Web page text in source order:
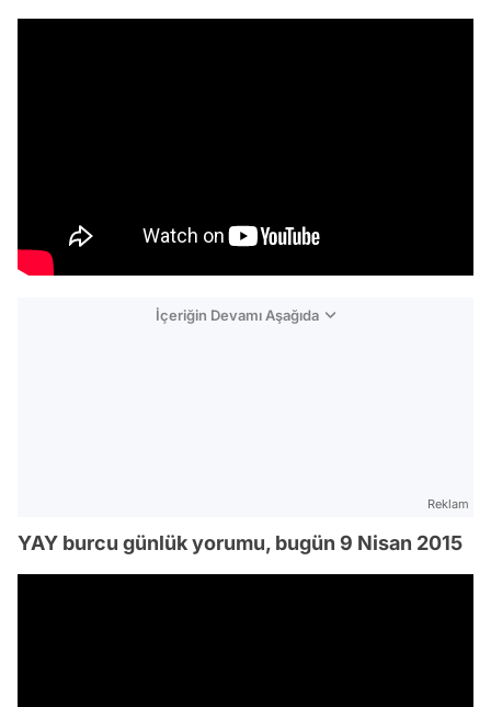
İçeriğin Devamı Aşağıda
Reklam
YAY burcu günlük yorumu, bugün 9 Nisan 2015